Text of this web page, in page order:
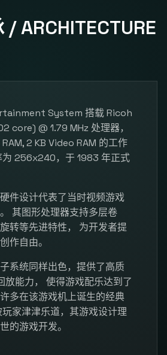
ARCHITECTURE
System 搭载 Ricoh
core) @ 1.79 MHz 处理器，
2 KB Video RAM 的工作
为 256x240，于 1983 年正式
件设计代表了当时视频游戏
其图形处理器支持多层卷
转等先进特性， 为开发者提
作自由。
系统同样出色，提供了高质
放能力， 使得游戏配乐达到了
多在该游戏机上诞生的经典
家津津乐道，其游戏设计理
的游戏开发。